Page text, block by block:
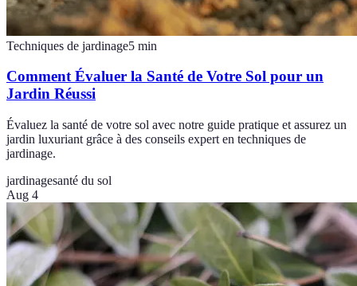
Techniques de jardinage5 min
Comment Évaluer la Santé de Votre Sol pour un
Jardin Réussi
Évaluez la santé de votre sol avec notre guide pratique et assurez un
jardin luxuriant grâce à des conseils expert en techniques de
jardinage.
jardinagesanté du sol
Aug 4